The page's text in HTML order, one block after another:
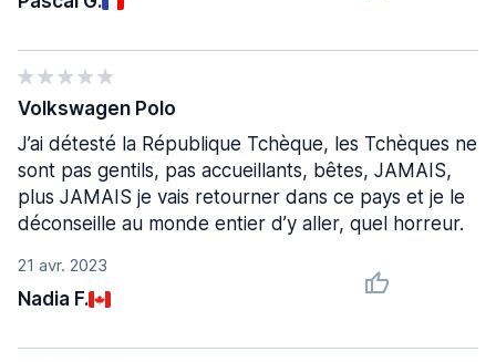
21 avr. 2023
Nadia F.
Volkswagen Polo
J’ai détesté la République Tchèque, les Tchèques ne
sont pas gentils, pas accueillants, bêtes, JAMAIS,
plus JAMAIS je vais retourner dans ce pays et je le
déconseille au monde entier d’y aller, quel horreur.